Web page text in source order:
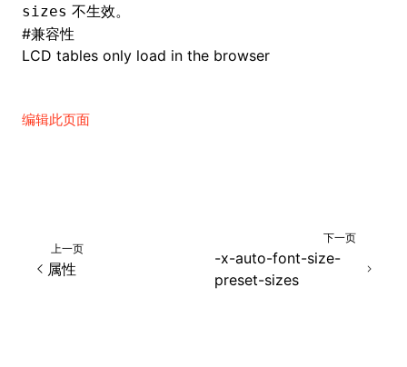
sizes 不生效。
#兼容性
LCD tables only load in the browser
编辑此页面
上一页
属性
下一页
-x-auto-font-size-
preset-sizes